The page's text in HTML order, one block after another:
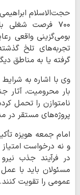
حجت‌الاسلام
۷۰۰ فرصت
بومی‌گزینی واقعی
تجربه‌های تلخ
گرفته یا به مناطق
وی با اشاره به
بار محرومیت، آثار
نامتوازن را تحمل
پروژه‌های مستقر در
امام‌ جمعه هویزه
و نه درخواست
در فرآیند جذب
مسئولان باید با
عمومی را تقویت کنند.